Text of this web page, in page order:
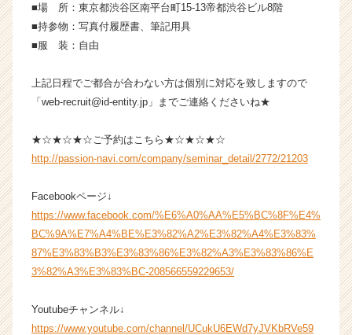
e
e
a
r
r）
■場 所：東京都渋谷区南平台町15-13帝都渋谷ビル8階
■持参物：写真付履歴書、筆記用具
■服 装：自由
上記日程でご都合が合わない方は個別に対応を致しますので
「web-recruit@id-entity.jp」までご連絡くださいね★
★☆★☆★☆ご予約はこちら★☆★☆★☆
http://passion-navi.com/company/seminar_detail/2772/21203
Facebookページ↓
https://www.facebook.com/%E6%A0%AA%E5%BC%8F%E4%
BC%9A%E7%A4%BE%E3%82%A2%E3%82%A4%E3%83%
87%E3%83%B3%E3%83%86%E3%82%A3%E3%83%86%E
3%82%A3%E3%83%BC-208566559229653/
Youtubeチャンネル↓
https://www.youtube.com/channel/UCukU6EWd7yJVKbRVe59